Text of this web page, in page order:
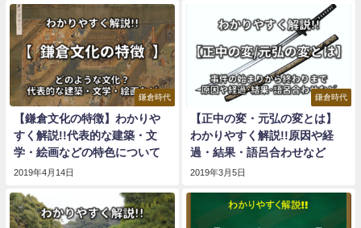
鎌倉時代
【鎌倉文化の特徴】わかりや
すく解説!!代表的な建築・文
学・絵画などの特色について
2019年4月14日
鎌倉時代
【正中の変・元弘の変とは】
わかりやすく解説!!原因や経
過・結果・語呂合わせなど
2019年3月5日